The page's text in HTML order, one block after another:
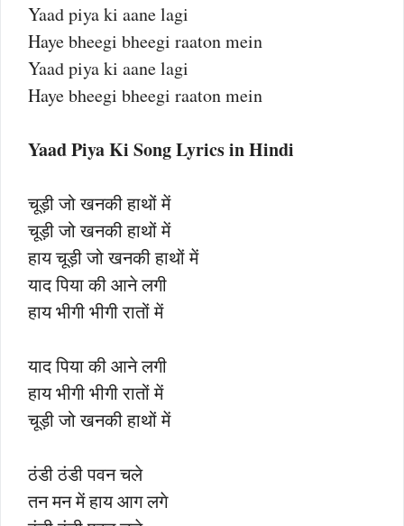
Yaad piya ki aane lagi
Haye bheegi bheegi raaton mein
Yaad piya ki aane lagi
Haye bheegi bheegi raaton mein
Yaad Piya Ki Song Lyrics in Hindi
चूड़ी जो खनकी हाथों में
चूड़ी जो खनकी हाथों में
हाय चूड़ी जो खनकी हाथों में
याद पिया की आने लगी
हाय भीगी भीगी रातों में
याद पिया की आने लगी
हाय भीगी भीगी रातों में
चूड़ी जो खनकी हाथों में
ठंडी ठंडी पवन चले
तन मन में हाय आग लगे